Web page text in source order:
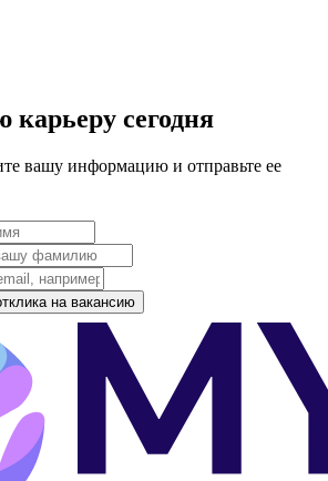
карьеру сегодня
вашу информацию и отправьте ее
на вакансию